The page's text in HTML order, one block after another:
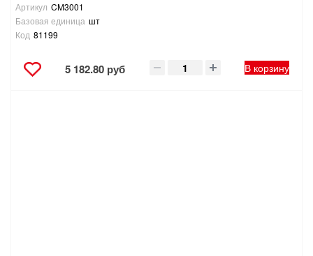
Артикул CM3001
Базовая единица шт
Код 81199
5 182.80 руб В корзину